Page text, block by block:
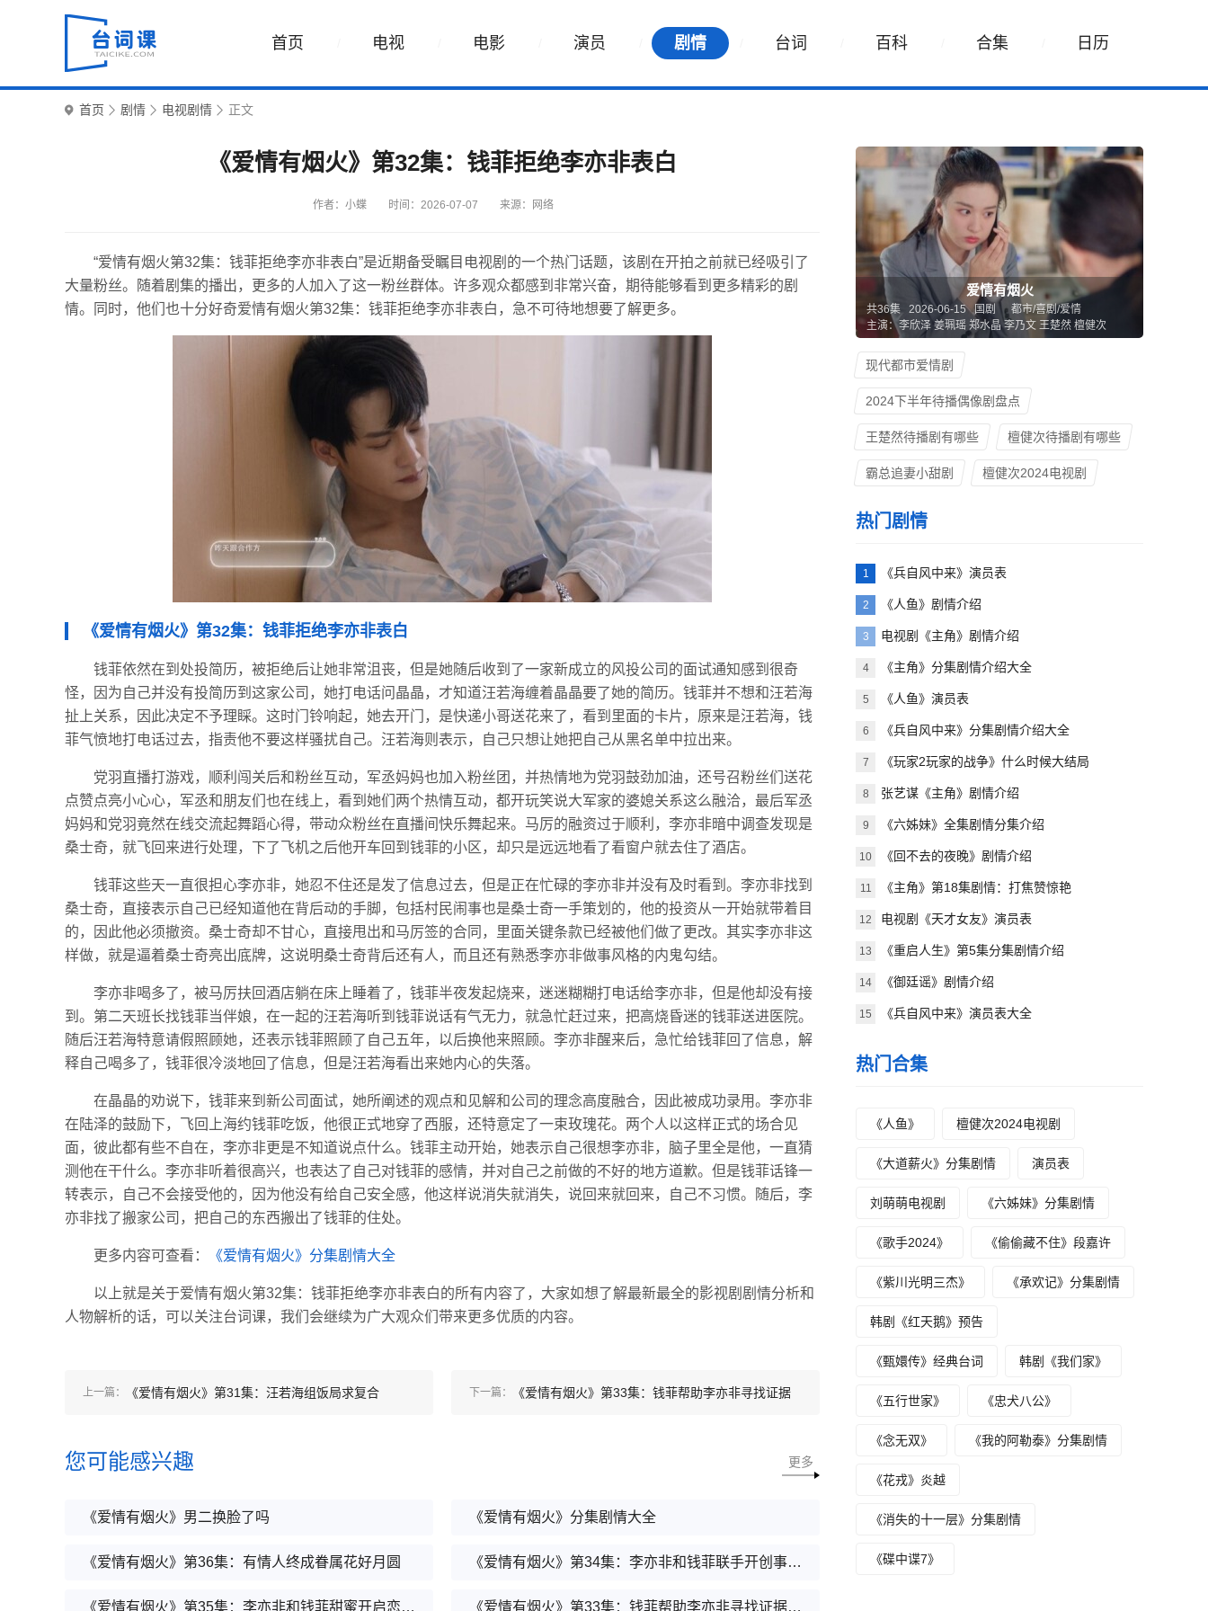
首页 电视 电影 演员 剧情 台词 百科 合集 日历
首页 剧情 电视剧情 正文
《爱情有烟火》第32集：钱菲拒绝李亦非表白
作者：小蝶 时间：2026-07-07 来源：网络
“爱情有烟火第32集：钱菲拒绝李亦非表白”是近期备受瞩目电视剧的一个热门话题，该剧在开拍之前就已经吸引了
大量粉丝。随着剧集的播出，更多的人加入了这一粉丝群体。许多观众都感到非常兴奋，期待能够看到更多精彩的剧
情。同时，他们也十分好奇爱情有烟火第32集：钱菲拒绝李亦非表白，急不可待地想要了解更多。
《爱情有烟火》第32集：钱菲拒绝李亦非表白
钱菲依然在到处投简历，被拒绝后让她非常沮丧，但是她随后收到了一家新成立的风投公司的面试通知感到很奇
怪，因为自己并没有投简历到这家公司，她打电话问晶晶，才知道汪若海缠着晶晶要了她的简历。钱菲并不想和汪若海
扯上关系，因此决定不予理睬。这时门铃响起，她去开门，是快递小哥送花来了，看到里面的卡片，原来是汪若海，钱
菲气愤地打电话过去，指责他不要这样骚扰自己。汪若海则表示，自己只想让她把自己从黑名单中拉出来。
党羽直播打游戏，顺利闯关后和粉丝互动，军丞妈妈也加入粉丝团，并热情地为党羽鼓劲加油，还号召粉丝们送花
点赞点亮小心心，军丞和朋友们也在线上，看到她们两个热情互动，都开玩笑说大军家的婆媳关系这么融洽，最后军丞
妈妈和党羽竟然在线交流起舞蹈心得，带动众粉丝在直播间快乐舞起来。马厉的融资过于顺利，李亦非暗中调查发现是
桑士奇，就飞回来进行处理，下了飞机之后他开车回到钱菲的小区，却只是远远地看了看窗户就去住了酒店。
钱菲这些天一直很担心李亦非，她忍不住还是发了信息过去，但是正在忙碌的李亦非并没有及时看到。李亦非找到
桑士奇，直接表示自己已经知道他在背后动的手脚，包括村民闹事也是桑士奇一手策划的，他的投资从一开始就带着目
的，因此他必须撤资。桑士奇却不甘心，直接甩出和马厉签的合同，里面关键条款已经被他们做了更改。其实李亦非这
样做，就是逼着桑士奇亮出底牌，这说明桑士奇背后还有人，而且还有熟悉李亦非做事风格的内鬼勾结。
李亦非喝多了，被马厉扶回酒店躺在床上睡着了，钱菲半夜发起烧来，迷迷糊糊打电话给李亦非，但是他却没有接
到。第二天班长找钱菲当伴娘，在一起的汪若海听到钱菲说话有气无力，就急忙赶过来，把高烧昏迷的钱菲送进医院。
随后汪若海特意请假照顾她，还表示钱菲照顾了自己五年，以后换他来照顾。李亦非醒来后，急忙给钱菲回了信息，解
释自己喝多了，钱菲很冷淡地回了信息，但是汪若海看出来她内心的失落。
在晶晶的劝说下，钱菲来到新公司面试，她所阐述的观点和见解和公司的理念高度融合，因此被成功录用。李亦非
在陆泽的鼓励下，飞回上海约钱菲吃饭，他很正式地穿了西服，还特意定了一束玫瑰花。两个人以这样正式的场合见
面，彼此都有些不自在，李亦非更是不知道说点什么。钱菲主动开始，她表示自己很想李亦非，脑子里全是他，一直猜
测他在干什么。李亦非听着很高兴，也表达了自己对钱菲的感情，并对自己之前做的不好的地方道歉。但是钱菲话锋一
转表示，自己不会接受他的，因为他没有给自己安全感，他这样说消失就消失，说回来就回来，自己不习惯。随后，李
亦非找了搬家公司，把自己的东西搬出了钱菲的住处。
更多内容可查看： 《爱情有烟火》分集剧情大全
以上就是关于爱情有烟火第32集：钱菲拒绝李亦非表白的所有内容了，大家如想了解最新最全的影视剧剧情分析和
人物解析的话，可以关注台词课，我们会继续为广大观众们带来更多优质的内容。
上一篇： 《爱情有烟火》第31集：汪若海组饭局求复合 下一篇： 《爱情有烟火》第33集：钱菲帮助李亦非寻找证据
您可能感兴趣 更多
《爱情有烟火》男二换脸了吗 《爱情有烟火》分集剧情大全
《爱情有烟火》第36集：有情人终成眷属花好月圆 《爱情有烟火》第34集：李亦非和钱菲联手开创事业新篇章
《爱情有烟火》第35集：李亦非和钱菲甜蜜开启恋爱生活 《爱情有烟火》第33集：钱菲帮助李亦非寻找证据出车祸
爱情有烟火
共36集 2026-06-15 国剧
都市/喜剧/爱情
主演：李欣泽 姜珮瑶 郑水晶 李乃文 王楚然 檀健次
现代都市爱情剧
2024下半年待播偶像剧盘点
王楚然待播剧有哪些 檀健次待播剧有哪些
霸总追妻小甜剧 檀健次2024电视剧
热门剧情
1 《兵自风中来》演员表
2 《人鱼》剧情介绍
3 电视剧《主角》剧情介绍
4 《主角》分集剧情介绍大全
5 《人鱼》演员表
6 《兵自风中来》分集剧情介绍大全
7 《玩家2玩家的战争》什么时候大结局
8 张艺谋《主角》剧情介绍
9 《六姊妹》全集剧情分集介绍
10 《回不去的夜晚》剧情介绍
11 《主角》第18集剧情：打焦赞惊艳
12 电视剧《天才女友》演员表
13 《重启人生》第5集分集剧情介绍
14 《御廷谣》剧情介绍
15 《兵自风中来》演员表大全
热门合集
《人鱼》 檀健次2024电视剧
《大道薪火》分集剧情 演员表
刘萌萌电视剧 《六姊妹》分集剧情
《歌手2024》 《偷偷藏不住》段嘉许
《紫川光明三杰》 《承欢记》分集剧情
韩剧《红天鹅》预告
《甄嬛传》经典台词 韩剧《我们家》
《五行世家》 《忠犬八公》
《念无双》 《我的阿勒泰》分集剧情
《花戎》炎越
《消失的十一层》分集剧情
《碟中谍7》